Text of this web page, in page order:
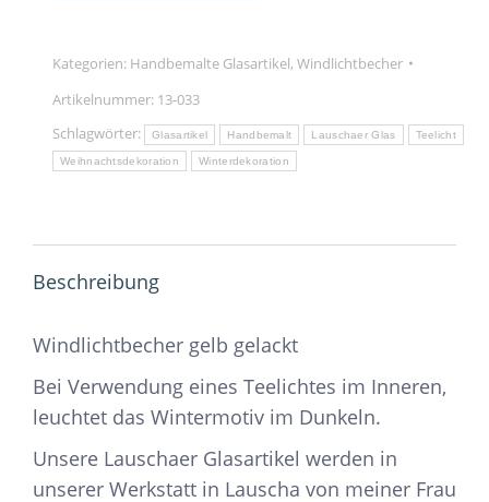
Kategorien: Handbemalte Glasartikel, Windlichtbecher
Artikelnummer: 13-033
Schlagwörter:
Glasartikel Handbemalt Lauschaer Glas Teelicht
Weihnachtsdekoration Winterdekoration
Beschreibung
Windlichtbecher gelb gelackt
Bei Verwendung eines Teelichtes im Inneren,
leuchtet das Wintermotiv im Dunkeln.
Unsere Lauschaer Glasartikel werden in
unserer Werkstatt in Lauscha von meiner Frau